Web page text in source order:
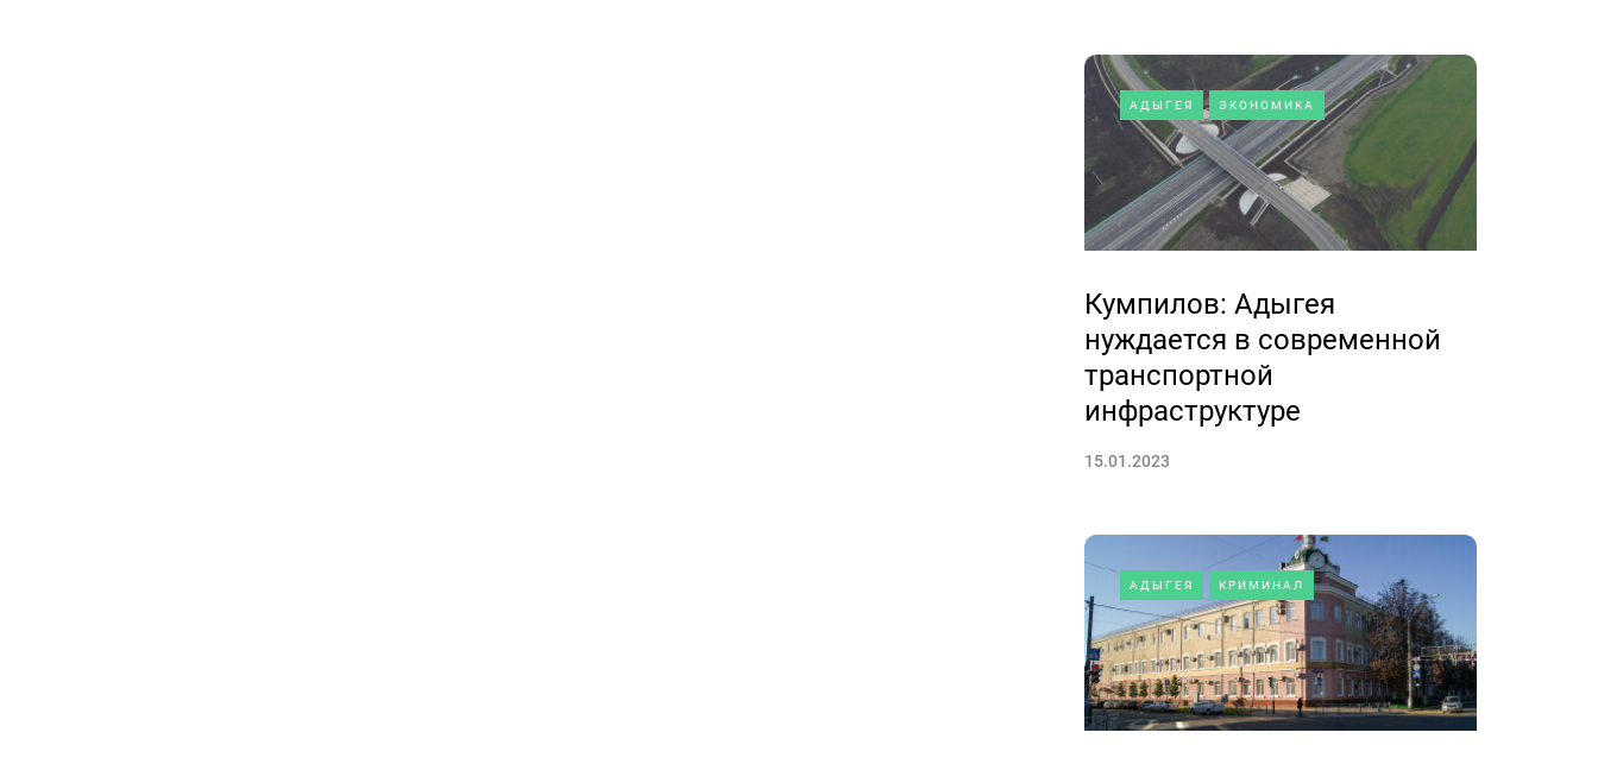
АДЫГЕЯ ЭКОНОМИКА
Кумпилов: Адыгея
нуждается в современной
транспортной
инфраструктуре
15.01.2023
АДЫГЕЯ КРИМИНАЛ